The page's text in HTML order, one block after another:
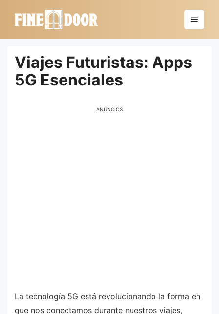
Menú
Viajes Futuristas: Apps
5G Esenciales
ANÚNCIOS
La tecnología 5G está revolucionando la forma en
que nos conectamos durante nuestros viajes,